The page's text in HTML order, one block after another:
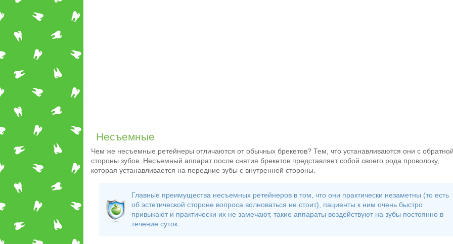
Несъемные
Чем же несъемные ретейнеры отличаются от обычных брекетов? Тем, что устанавливаются они с
стороны зубов. Несъемный аппарат после снятия брекетов представляет собой своего рода проволоку,
которая устанавливается на передние зубы с внутренней стороны.
Главные преимущества несъемных ретейнеров в том, что они практически незаметны (то есть
об эстетической стороне вопроса волноваться не стоит), пациенты к ним очень быстро
привыкают и практически их не замечают, такие аппараты воздействуют на зубы постоянно в
течение суток.